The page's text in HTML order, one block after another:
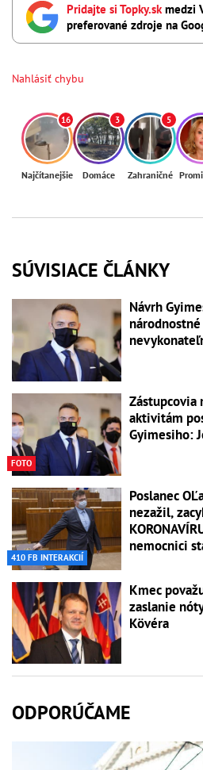
Pridajte si Topky.sk medzi
preferované zdroje na
Nahlásiť chybu
16
Najčítanejšie
3
Domáce
5
Zahraničné
SÚVISIACE ČLÁNKY
Návrh
FOTO
Zástupcovia
aktivitám
Gyimesiho:
410 FB INTERAKCIÍ
Poslanec
nezažil,
nemocnici
Kmec
zaslanie
Kövéra
ODPORÚČAME